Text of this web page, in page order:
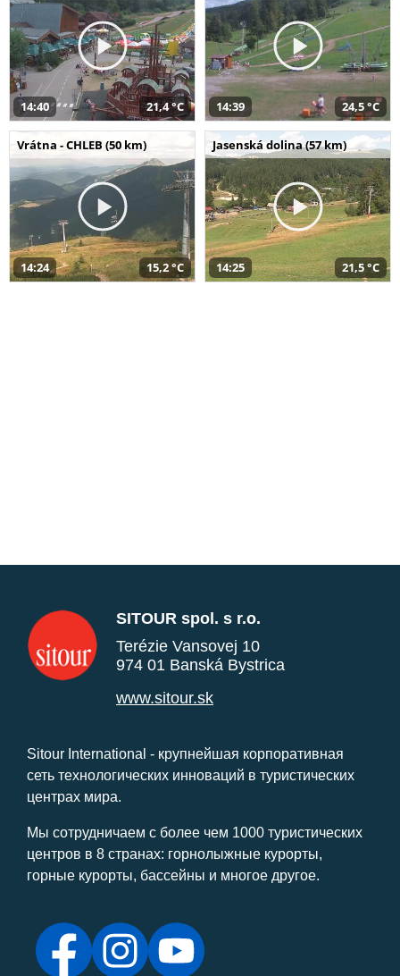
14:40 21,4 °C 14:39 24,5 °C
Vrátna - CHLEB (50 km)
14:24 15,2 °C
Jasenská dolina (57 km)
14:25 21,5 °C
SITOUR spol. s r.o.
Terézie Vansovej 10
974 01 Banská Bystrica
www.sitour.sk
Sitour International - крупнейшая корпоративная
сеть технологических инноваций в туристических
центрах мира.
Мы сотрудничаем с более чем 1000 туристических
центров в 8 странах: горнолыжные курорты,
горные курорты, бассейны и многое другое.